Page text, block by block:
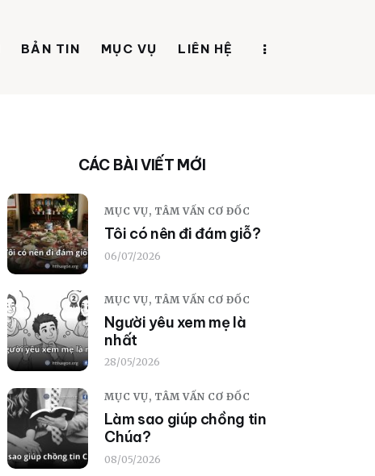
BẢN TIN MỤC VỤ LIÊN HỆ
CÁC BÀI VIẾT MỚI
MỤC VỤ, TÂM VẤN CƠ ĐỐC
Tôi có nên đi đám giỗ?
06/07/2026
MỤC VỤ, TÂM VẤN CƠ ĐỐC
Người yêu xem mẹ là
nhất
28/05/2026
MỤC VỤ, TÂM VẤN CƠ ĐỐC
Làm sao giúp chồng tin
Chúa?
08/05/2026